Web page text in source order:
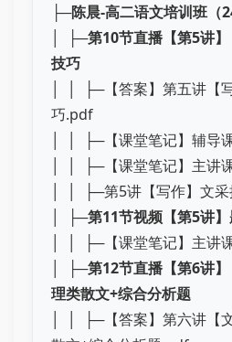
├─陈晨-高二语文培训班（
│ ├─第10节直播【第5讲
技巧
│ │ ├─【答案】第五讲【
巧.pdf
│ │ ├─【课堂笔记】辅导
│ │ ├─【课堂笔记】主讲
│ │ ├─第5讲【写作】文
│ ├─第11节视频【第5讲
│ │ ├─【课堂笔记】主讲
│ ├─第12节直播【第6讲
理类散文+综合分析题
│ │ ├─【答案】第六讲【